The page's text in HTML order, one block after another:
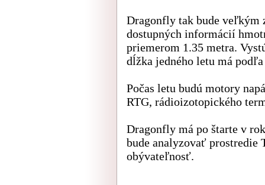
Dragonfly tak bude veľkým
dostupných informácií
priemerom 1.35 metra.
dĺžka jedného letu má
Počas letu budú motory
RTG, rádioizotopického
Dragonfly má po štarte v
bude analyzovať prostredie
obývateľnosť.